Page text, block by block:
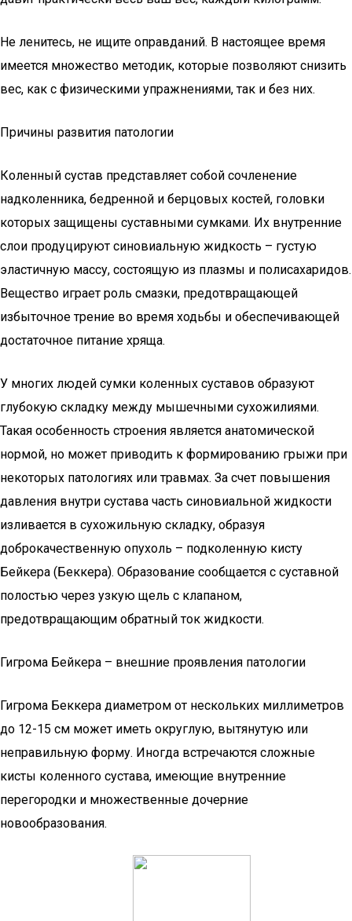
Не ленитесь, не ищите оправданий. В настоящее время
имеется множество методик, которые позволяют снизить
вес, как с физическими упражнениями, так и без них.
Причины развития патологии
Коленный сустав представляет собой сочленение
надколенника, бедренной и берцовых костей, головки
которых защищены суставными сумками. Их внутренние
слои продуцируют синовиальную жидкость – густую
эластичную массу, состоящую из плазмы и полисахаридов.
Вещество играет роль смазки, предотвращающей
избыточное трение во время ходьбы и обеспечивающей
достаточное питание хряща.
У многих людей сумки коленных суставов образуют
глубокую складку между мышечными сухожилиями.
Такая особенность строения является анатомической
нормой, но может приводить к формированию грыжи при
некоторых патологиях или травмах. За счет повышения
давления внутри сустава часть синовиальной жидкости
изливается в сухожильную складку, образуя
доброкачественную опухоль – подколенную кисту
Бейкера (Беккера). Образование сообщается с суставной
полостью через узкую щель с клапаном,
предотвращающим обратный ток жидкости.
Гигрома Бейкера – внешние проявления патологии
Гигрома Беккера диаметром от нескольких миллиметров
до 12-15 см может иметь округлую, вытянутую или
неправильную форму. Иногда встречаются сложные
кисты коленного сустава, имеющие внутренние
перегородки и множественные дочерние
новообразования.